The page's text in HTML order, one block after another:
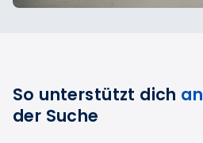
So unterstützt dich
der Suche